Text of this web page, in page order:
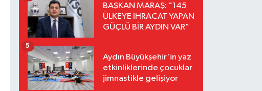
BAŞKAN MARAŞ: "145
ÜLKEYE İHRACAT YAPAN
GÜÇLÜ BİR AYDIN VAR"
Aydın Büyükşehir'in yaz
etkinliklerinde çocuklar
jimnastikle gelişiyor
5